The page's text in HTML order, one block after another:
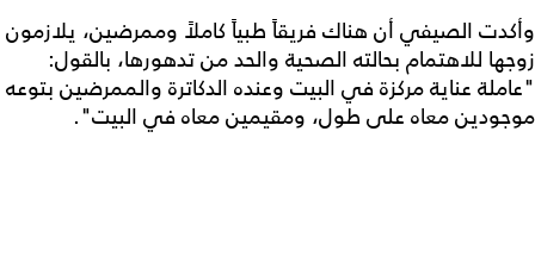
وأكدت الصيفي أن هناك فريقاً طبياً كاملاً وممرضين، يلازمون
زوجها للاهتمام بحالته الصحية والحد من تدهورها، بالقول:
"عاملة عناية مركزة في البيت وعنده الدكاترة والممرضين بتوعه
موجودين معاه على طول، ومقيمين معاه في البيت".